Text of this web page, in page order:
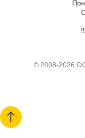
© 2008-2026